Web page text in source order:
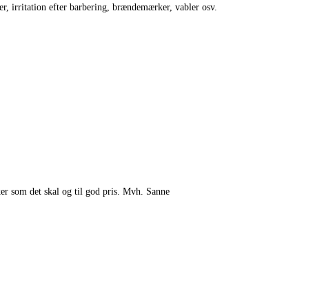
irritation efter barbering, brændemærker, vabler osv.
som det skal og til god pris. Mvh. Sanne